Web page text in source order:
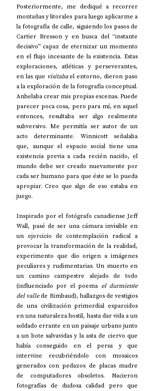
Posteriormente, me dediqué a recorrer
montañas y litorales para luego aplicarme a
la fotografía de calle, siguiendo los pasos de
Cartier Bresson y en busca del “instante
decisivo” capaz de eternizar un momento
en el flujo incesante de la existencia. Estas
exploraciones, atléticas y perseverantes,
en las que visitaba el entorno, dieron paso
a la exploración de la fotografía conceptual.
Anhelaba crear mis propias escenas. Puede
parecer poca cosa, pero para mí, en aquel
entonces, resultaba ser algo realmente
subversivo. Me permitía ser autor de un
acto determinante. Winnicott señalaba
que, aunque el espacio social tiene una
existencia previa a cada recién nacido, el
mundo debe ser creado nuevamente por
cada ser humano para que éste se lo pueda
apropiar. Creo que algo de eso estaba en
juego.
Inspirado por el fotógrafo canadiense Jeff
Wall, pasé de ser una cámara invisible en
un ejercicio de contemplación radical a
provocar la transformación de la realidad,
experimento que dio origen a imágenes
peculiares y rudimentarias. Un muerto en
un camino campestre alejado de todo
(influenciado por el poema el durmiente
del valle de Rimbaud), hallazgos de vestigios
de una civilización primordial esparcidos
en una naturaleza hostil, hasta dar vida a un
soldado errante en un paisaje urbano junto
a un bote salvavidas y la asta de ciervo que
había conseguido en el persa y que
intervine recubriéndolo con mosaicos
generados con pedazos de placas madre
de computadores obsoletos. Nacieron
fotografías de dudosa calidad pero que